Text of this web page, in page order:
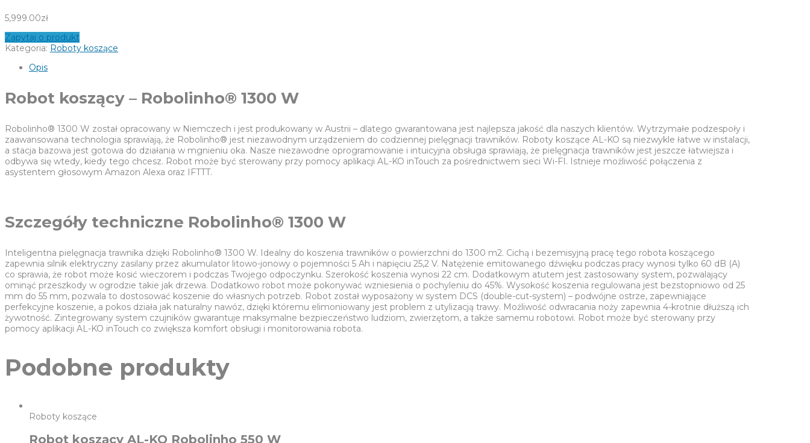
5,999.00zł
Zapytaj o produkt
Kategoria: Roboty koszące
Opis
Robot koszący – Robolinho® 1300 W
Robolinho® 1300 W został opracowany w Niemczech i jest produkowany w Austrii – dlatego gwarantowana jest najlepsza jakość dla naszych klientów. Wytrzymałe podzespoły i
zaawansowana technologia sprawiają, że Robolinho® jest niezawodnym urządzeniem do codziennej pielęgnacji trawników. Roboty koszące AL-KO są niezwykle łatwe w instalacji,
a stacja bazowa jest gotowa do działania w mgnieniu oka. Nasze niezawodne oprogramowanie i intuicyjna obsługa sprawiają, że pielęgnacja trawników jest jeszcze łatwiejsza i
odbywa się wtedy, kiedy tego chcesz. Robot może być sterowany przy pomocy aplikacji AL-KO inTouch za pośrednictwem sieci Wi-FI. Istnieje możliwość połączenia z
asystentem głosowym Amazon Alexa oraz IFTTT.
Szczegóły techniczne Robolinho® 1300 W
Inteligentna pielęgnacja trawnika dzięki Robolinho® 1300 W. Idealny do koszenia trawników o powierzchni do 1300 m2. Cichą i bezemisyjną pracę tego robota koszącego
zapewnia silnik elektryczny zasilany przez akumulator litowo-jonowy o pojemności 5 Ah i napięciu 25,2 V. Natężenie emitowanego dźwięku podczas pracy wynosi tylko 60 dB (A)
co sprawia, że robot może kosić wieczorem i podczas Twojego odpoczynku. Szerokość koszenia wynosi 22 cm. Dodatkowym atutem jest zastosowany system, pozwalający
ominąć przeszkody w ogrodzie takie jak drzewa. Dodatkowo robot może pokonywać wzniesienia o pochyleniu do 45%. Wysokość koszenia regulowana jest bezstopniowo od 25
mm do 55 mm, pozwala to dostosować koszenie do własnych potrzeb. Robot został wyposażony w system DCS (double-cut-system) – podwójne ostrze, zapewniające
perfekcyjne koszenie, a pokos działa jak naturalny nawóz, dzięki któremu elimoniowany jest problem z utylizacją trawy. Możliwość odwracania noży zapewnia 4-krotnie dłuższą ich
żywotność. Zintegrowany system czujników gwarantuje maksymalne bezpieczeństwo ludziom, zwierzętom, a także samemu robotowi. Robot może być sterowany przy
pomocy aplikacji AL-KO inTouch co zwiększa komfort obsługi i monitorowania robota.
Podobne produkty
Roboty koszące
Robot koszący AL-KO Robolinho 550 W